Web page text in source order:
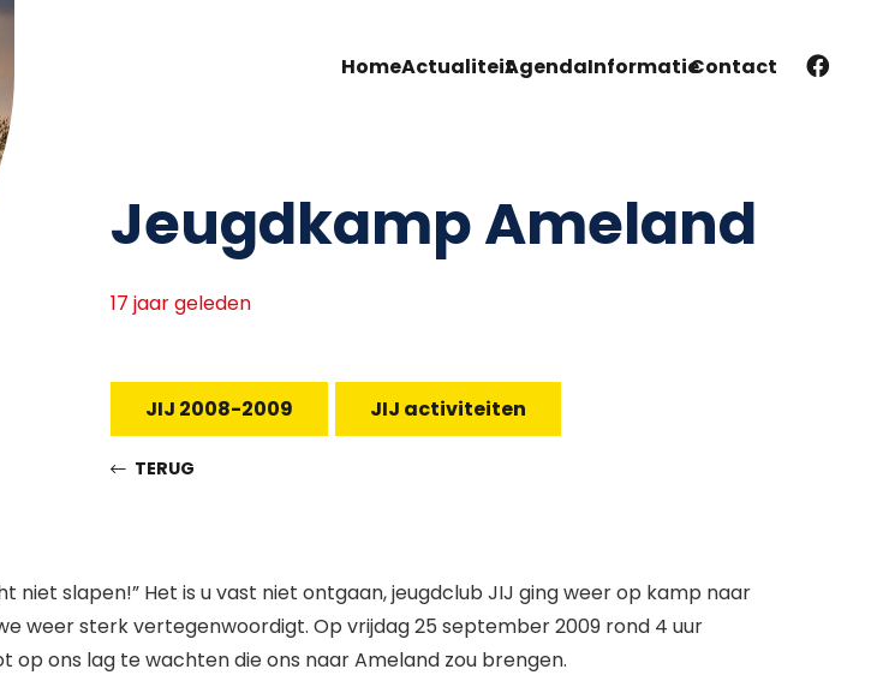
HomeActualiteitAgendaInformatieContact
Jeugdkamp Ameland
17 jaar geleden
JIJ 2008-2009 JIJ activiteiten
TERUG
niet slapen!” Het is u vast niet ontgaan, jeugdclub JIJ ging weer op kamp naar
weer sterk vertegenwoordigt. Op vrijdag 25 september 2009 rond 4 uur
ons lag te wachten die ons naar Ameland zou brengen.